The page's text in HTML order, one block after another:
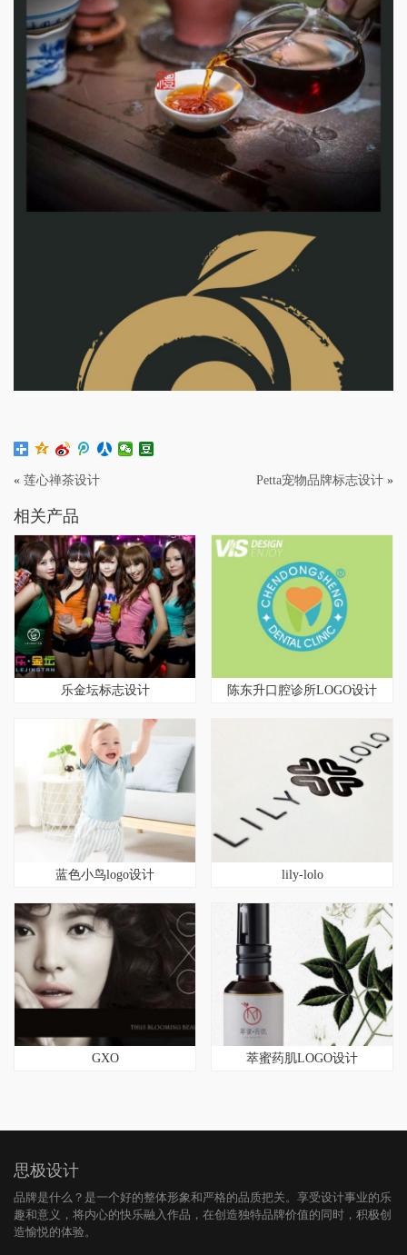
« 莲心禅茶设计 Petta宠物品牌标志设计 »
相关产品
乐金坛标志设计 陈东升口腔诊所LOGO设计
蓝色小鸟logo设计 lily-lolo
GXO 萃蜜药肌LOGO设计
思极设计
品牌是什么？是一个好的整体形象和严格的品质把关。享受设计事业的乐
趣和意义，将内心的快乐融入作品，在创造独特品牌价值的同时，积极创
造愉悦的体验。